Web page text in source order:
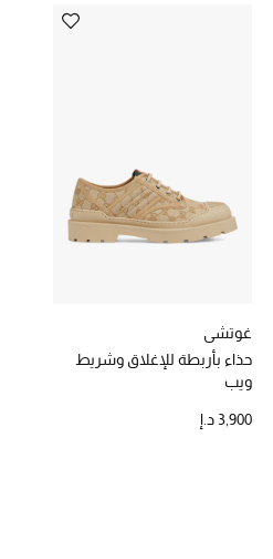
غوتشي
حذاء بأربطة للإغلاق وشريط
ويب
3,900 د.إ